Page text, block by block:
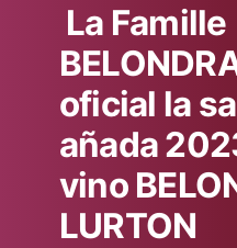
La Famille
oficial la
añada
vino
LURTON